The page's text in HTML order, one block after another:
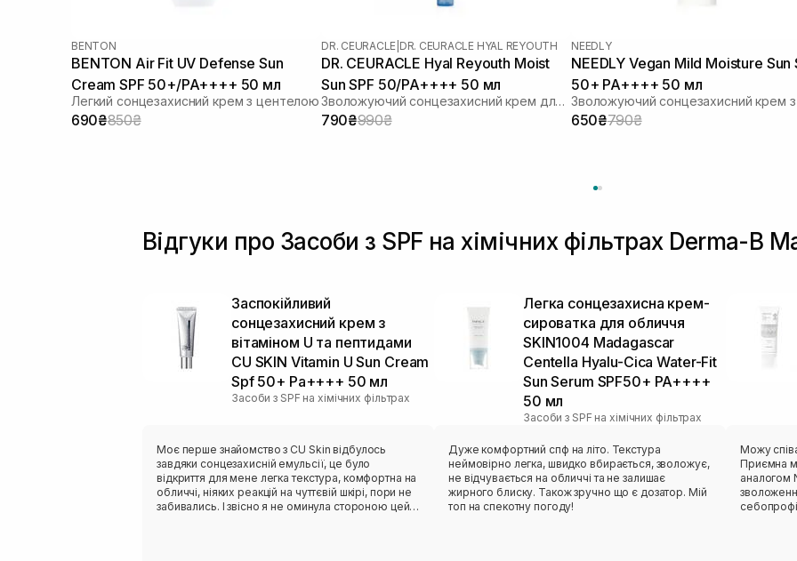
BENTON
BENTON Air Fit UV Defense Sun
Cream SPF 50+/PA++++ 50 мл
Легкий сонцезахисний крем з центелою
690₴850₴
DR. CEURACLE DR. CEURACLE HYAL REYOUTH
DR. CEURACLE Hyal Reyouth Moist
Sun SPF 50/PA++++ 50 мл
Зволожуючий сонцезахисний крем для обличчя з гіалуроновою кислотою
790₴990₴
NEEDLY
NEEDLY Vegan Mild Moisture Sun
50+ PA++++ 50 мл
650₴790₴
Відгуки про Засоби з SPF на хімічних фільтрах Derma-B
Заспокійливий
сонцезахисний крем з
вітаміном U та пептидами
CU SKIN Vitamin U Sun Cream
Spf 50+ Pa++++ 50 мл
Засоби з SPF на хімічних фільтрах
Моє перше знайомство з CU Skin відбулось
завдяки сонцезахисній емульсії, це було
відкриття для мене легка текстура, комфортна на
обличчі, ніяких реакцій на чуттєвій шкірі, пори не
забивались. І звісно я не оминула стороною цей
Легка сонцезахисна крем-
сироватка для обличчя
SKIN1004 Madagascar
Centella Hyalu-Cica Water-Fit
Sun Serum SPF50+ PA++++
50 мл
Засоби з SPF на хімічних фільтрах
Дуже комфортний спф на літо. Текстура
неймовірно легка, швидко вбирається, зволожує,
не відчувається на обличчі та не залишає
жирного блиску. Також зручно що є дозатор. Мій
топ на спекотну погоду!
Можу
Приємна
аналогом